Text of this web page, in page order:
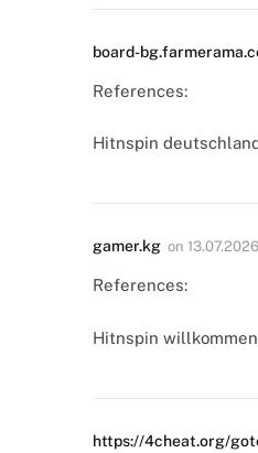
board-
References:
Hitnspin
gamer.kg on
References:
Hitnspin
https://4cheat.org/